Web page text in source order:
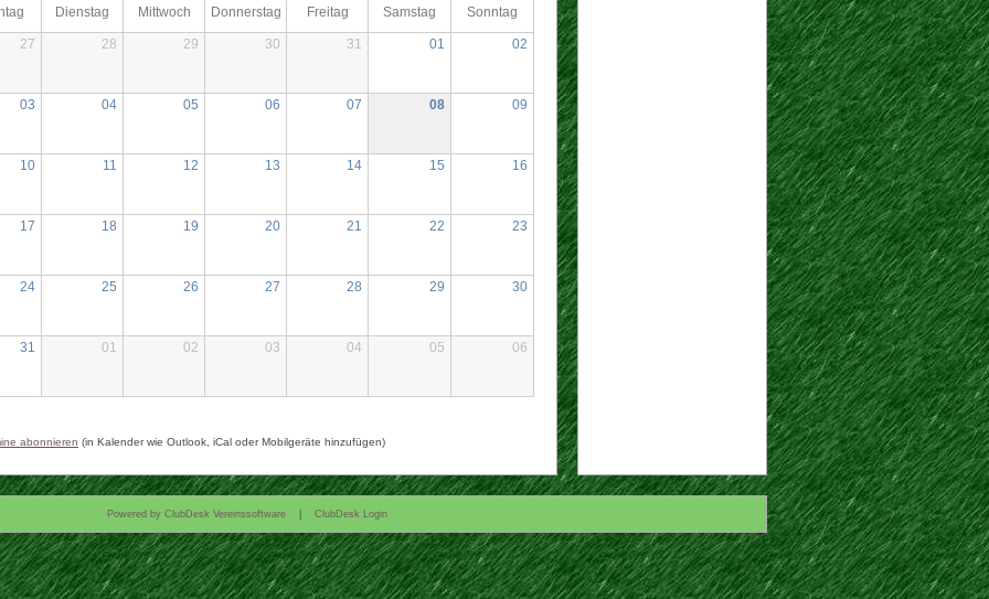
Dienstag Mittwoch Donnerstag Freitag Samstag Sonntag
27 28 29 30 31 01 02
03 04 05 06 07 08 09
10 11 12 13 14 15 16
17 18 19 20 21 22 23
24 25 26 27 28 29 30
31 01 02 03 04 05 06
abonnieren (in Kalender wie Outlook, iCal oder Mobilgeräte hinzufügen)
Powered by ClubDesk Vereinssoftware| ClubDesk Login